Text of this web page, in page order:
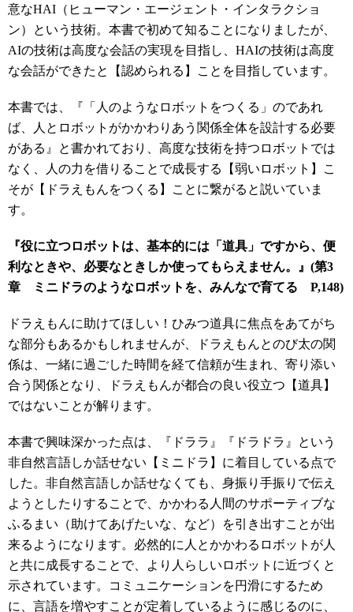
意なHAI（ヒューマン・エージェント・インタラクショ
ン）という技術。本書で初めて知ることになりましたが、
AIの技術は高度な会話の実現を目指し、HAIの技術は高度
な会話ができたと【認められる】ことを目指しています。
本書では、『「人のようなロボットをつくる」のであれ
ば、人とロボットがかかわりあう関係全体を設計する必要
がある』と書かれており、高度な技術を持つロボットでは
なく、人の力を借りることで成長する【弱いロボット】こ
そが【ドラえもんをつくる】ことに繋がると説いていま
す。
『役に立つロボットは、基本的には「道具」ですから、便
利なときや、必要なときしか使ってもらえません。』(第3
章 ミニドラのようなロボットを、みんなで育てる P,148)
ドラえもんに助けてほしい！ひみつ道具に焦点をあてがち
な部分もあるかもしれませんが、ドラえもんとのび太の関
係は、一緒に過ごした時間を経て信頼が生まれ、寄り添い
合う関係となり、ドラえもんが都合の良い役立つ【道具】
ではないことが解ります。
本書で興味深かった点は、『ドララ』『ドラドラ』という
非自然言語しか話せない【ミニドラ】に着目している点で
した。非自然言語しか話せなくても、身振り手振りで伝え
ようとしたりすることで、かかわる人間のサポーティブな
ふるまい（助けてあげたいな、など）を引き出すことが出
来るようになります。必然的に人とかかわるロボットが人
と共に成長することで、より人らしいロボットに近づくと
示されています。コミュニケーションを円滑にするため
に、言語を増やすことが定着しているように感じるのに、